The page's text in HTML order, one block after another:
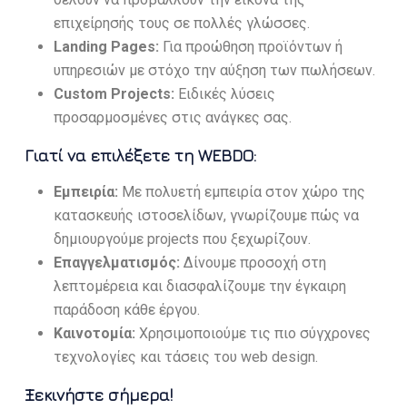
επιχείρησής τους σε πολλές γλώσσες.
Landing Pages: Για προώθηση προϊόντων ή
υπηρεσιών με στόχο την αύξηση των πωλήσεων.
Custom Projects: Ειδικές λύσεις
προσαρμοσμένες στις ανάγκες σας.
Γιατί να επιλέξετε τη WEBDO:
Εμπειρία: Με πολυετή εμπειρία στον χώρο της
κατασκευής ιστοσελίδων, γνωρίζουμε πώς να
δημιουργούμε projects που ξεχωρίζουν.
Επαγγελματισμός: Δίνουμε προσοχή στη
λεπτομέρεια και διασφαλίζουμε την έγκαιρη
παράδοση κάθε έργου.
Καινοτομία: Χρησιμοποιούμε τις πιο σύγχρονες
τεχνολογίες και τάσεις του web design.
Ξεκινήστε σήμερα!